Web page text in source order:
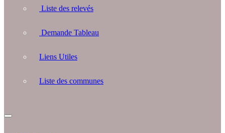
Liste des relevés
Demande Tableau
Liens Utiles
Liste des communes